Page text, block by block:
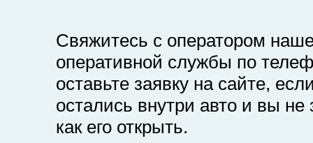
Свяжитесь с оператором
оперативной службы по
оставьте заявку на сайте,
остались внутри авто и вы не
как его открыть.